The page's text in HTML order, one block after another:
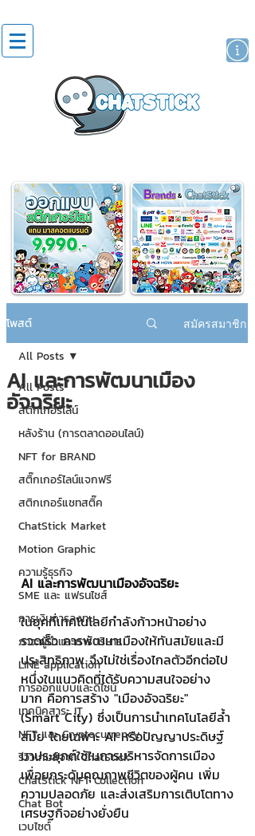
โพสต์ สมัครสมาชิก
All Posts
สติกเกอร์ไลน์
หลังร้าน (การตลาดออนไลน์)
NFT for BRAND
สติ๊กเกอร์ไลน์แจกฟรี
สติกเกอร์แชทสติ๊ค
ChatStick Market
Motion Graphic
ความรู้ธุรกิจ
SME และ แฟรนไชส์
การเงินการลงทุน
ภาวะผู้นำและการบริหาร
LINE application
การออกแบบและดีไซน์
เทคนิคสาระ IT
NFT และ Cryptocurrency
รีวิวเกมส์จาก ChatStick
ChatStick NFT Collection
Chat Bot
เวบไซต์
All Posts
AI และการพัฒนาเมือง
อัจฉริยะ
AI และการพัฒนาเมืองอัจฉริยะ
ในยุคที่เทคโนโลยีกำลังก้าวหน้าอย่าง
รวดเร็ว การพัฒนาเมืองให้ทันสมัยและมี
ประสิทธิภาพ จึงไม่ใช่เรื่องไกลตัวอีกต่อไป
หนึ่งในแนวคิดที่ได้รับความสนใจอย่าง
มาก คือการสร้าง "เมืองอัจฉริยะ"
(Smart City) ซึ่งเป็นการนำเทคโนโลยีล้ำ
สมัย โดยเฉพาะ AI หรือปัญญาประดิษฐ์
มาประยุกต์ใช้ในการบริหารจัดการเมือง
เพื่อยกระดับคุณภาพชีวิตของผู้คน เพิ่ม
ความปลอดภัย และส่งเสริมการเติบโตทาง
เศรษฐกิจอย่างยั่งยืน